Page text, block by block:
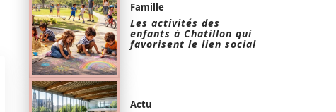
Famille
Les activités des
enfants à Chatillon qui
favorisent le lien social
Actu